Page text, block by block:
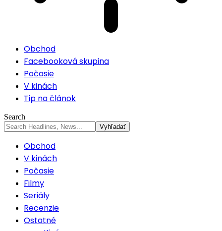
Obchod
Facebooková skupina
Počasie
V kinách
Tip na článok
Search
Obchod
V kinách
Počasie
Filmy
Seriály
Recenzie
Ostatné